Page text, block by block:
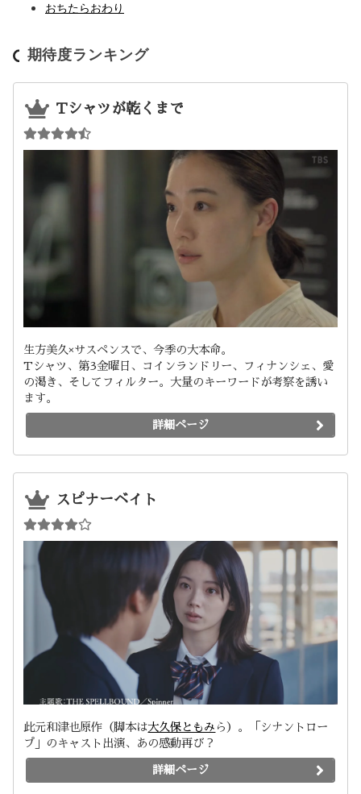
おちたらおわり
期待度ランキング
Tシャツが乾くまで
生方美久×サスペンスで、今季の大本命。
Tシャツ、第3金曜日、コインランドリー、フィナンシェ、愛
の渇き、そしてフィルター。大量のキーワードが考察を誘い
ます。
詳細ページ
スピナーベイト
此元和津也原作（脚本は大久保ともみ ら）。「シナントロー
プ」のキャスト出演、あの感動再び？
詳細ページ